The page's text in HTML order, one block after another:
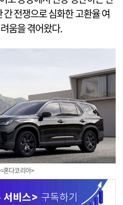
전쟁으로 심화한 고환율 여
움을 겪어왔다.
혼다코리아>